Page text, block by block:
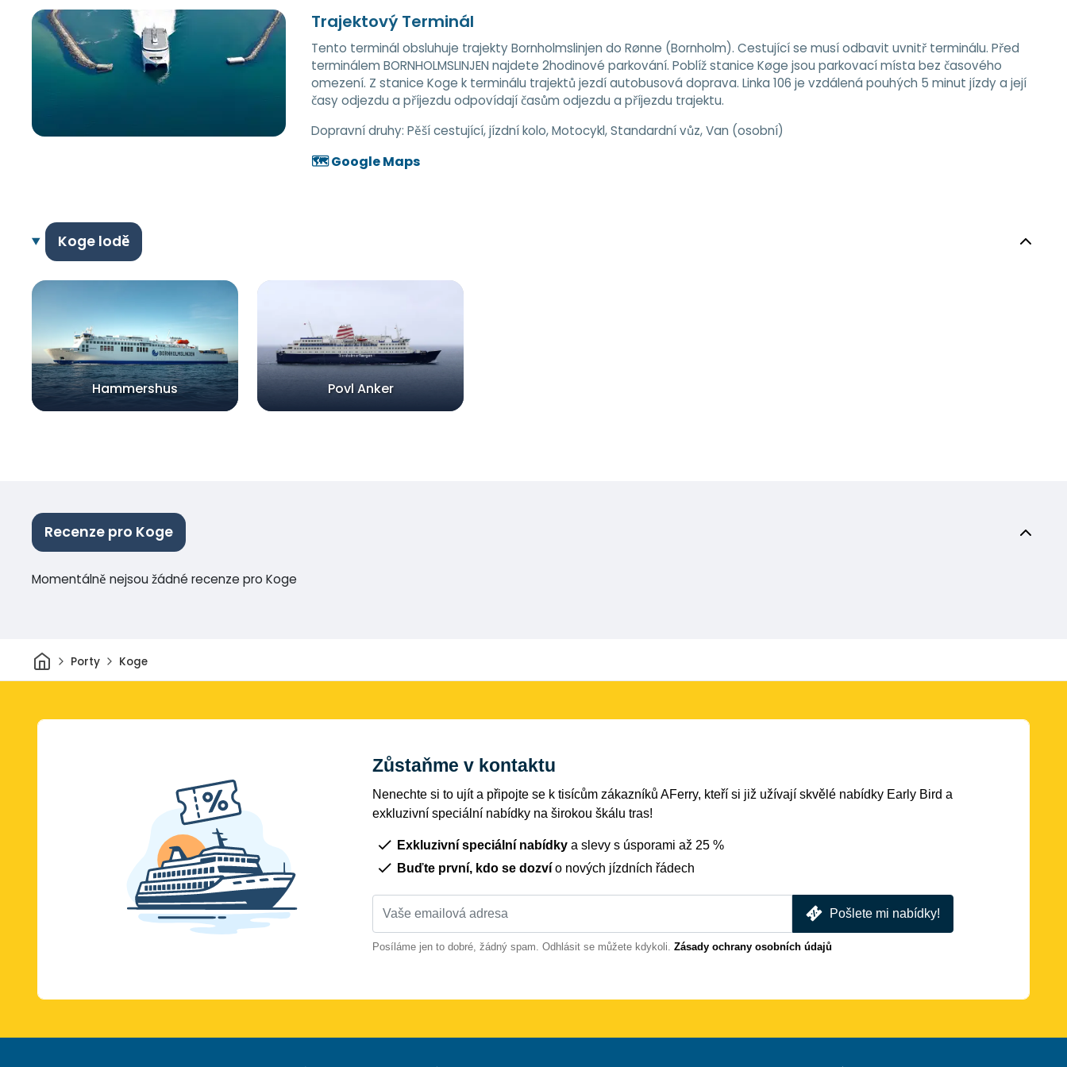
Trajektový Terminál
Tento terminál obsluhuje trajekty Bornholmslinjen do Rønne (Bornholm). Cestující se musí odbavit uvnitř terminálu. Před
terminálem BORNHOLMSLINJEN najdete 2hodinové parkování. Poblíž stanice Køge jsou parkovací místa bez časového
omezení. Z stanice Koge k terminálu trajektů jezdí autobusová doprava. Linka 106 je vzdálená pouhých 5 minut jízdy a její
časy odjezdu a příjezdu odpovídají časům odjezdu a příjezdu trajektu.
Dopravní druhy: Pěší cestující, jízdní kolo, Motocykl, Standardní vůz, Van (osobní)
🗺️ Google Maps
Koge lodě
Hammershus Povl Anker
Recenze pro Koge
Momentálně nejsou žádné recenze pro Koge
Domov
Porty Koge
Zůstaňme v kontaktu
Nenechte si to ujít a připojte se k tisícům zákazníků AFerry, kteří si již užívají skvělé nabídky Early Bird a
exkluzivní speciální nabídky na širokou škálu tras!
Exkluzivní speciální nabídky a slevy s úsporami až 25 %
Buďte první, kdo se dozví o nových jízdních řádech
Pošlete mi nabídky!
Posíláme jen to dobré, žádný spam. Odhlásit se můžete kdykoli. Zásady ochrany osobních údajů